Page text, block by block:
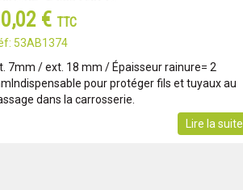
€ TTC
53AB1374
7mm / ext. 18 mm / Épaisseur rainure= 2
pour protéger fils et tuyaux au
dans la carrosserie.
Lire la suite